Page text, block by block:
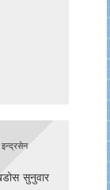
इन्द्रसेन
सुनुवार